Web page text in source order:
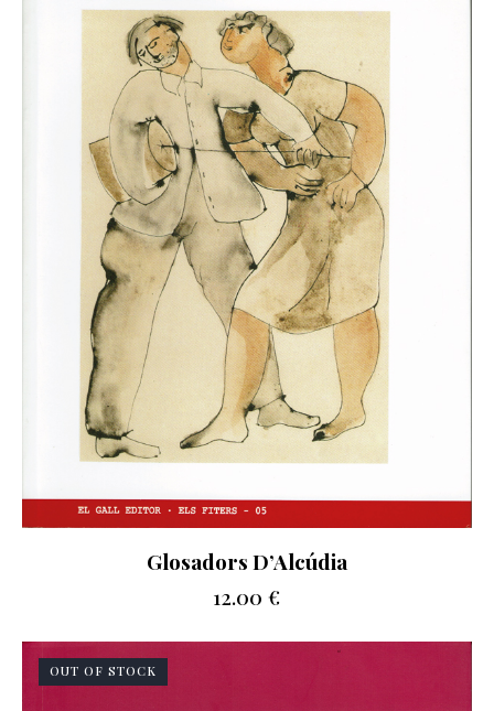
Glosadors D’Alcúdia
12.00 €
OUT OF STOCK